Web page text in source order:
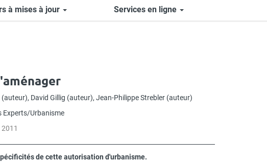
à mises à jour Services en ligne
(auteur), David Gillig (auteur), Jean-Philippe Strebler (auteur)
Experts/Urbanisme
de cette autorisation d'urbanisme.